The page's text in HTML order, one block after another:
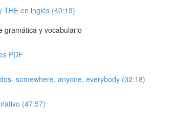
THE en inglés (40:19)
gramática y vocabulario
PDF
somewhere, anyone, everybody (32:18)
(47:57)